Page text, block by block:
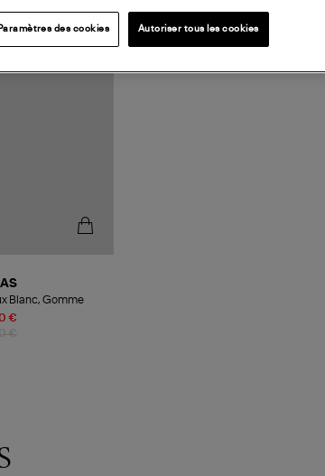
€
Blanc, Gomme
Paramètres des cookies Autoriser tous les cookies